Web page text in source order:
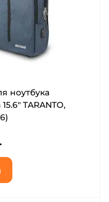
ноутбука
TARANTO,